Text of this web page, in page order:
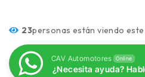
23personas están viendo
CAV Automotores Online
¿Necesita ayuda?